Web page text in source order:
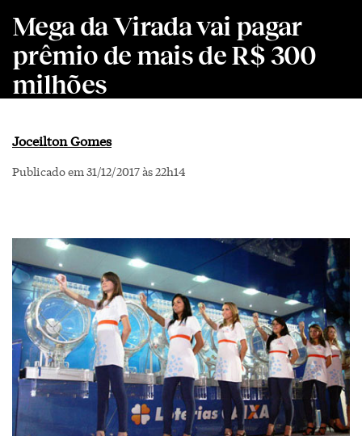
Mega da Virada vai pagar
prêmio de mais de R$ 300
milhões
Joceilton Gomes
Publicado em 31/12/2017 às 22h14